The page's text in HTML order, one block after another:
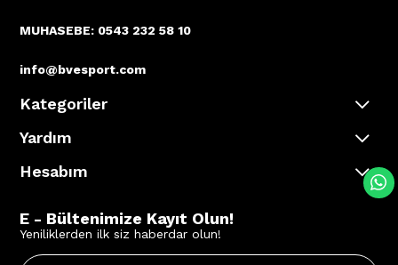
MUHASEBE: 0543 232 58 10
info@bvesport.com
Kategoriler
Yardım
Hesabım
E - Bültenimize Kayıt Olun!
Yeniliklerden ilk siz haberdar olun!